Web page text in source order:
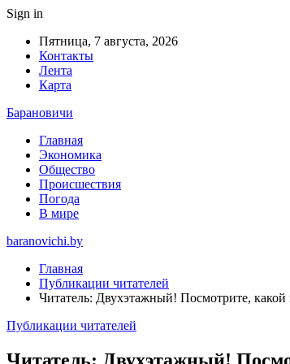
Sign in
Пятница, 7 августа, 2026
Контакты
Лента
Карта
Барановичи
Главная
Экономика
Общество
Происшествия
Погода
В мире
baranovichi.by
Главная
Публикации читателей
Читатель: Двухэтажный! Посмотрите,
Публикации читателей